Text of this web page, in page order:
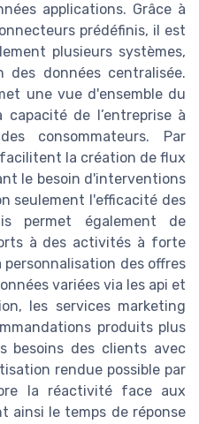
applications. Grâce à
prédéfinis, il est
plusieurs systèmes,
des données centralisée.
une vue d'ensemble du
de l’entreprise à
consommateurs. Par
la création de flux
le besoin d'interventions
seulement l'efficacité des
permet également de
à des activités à forte
des offres
variées via les api et
les services marketing
produits plus
besoins des clients avec
rendue possible par
la réactivité face aux
ainsi le temps de réponse